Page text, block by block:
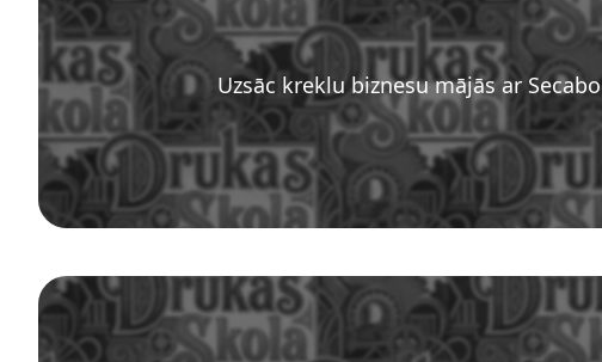
Uzsāc kreklu biznesu mājās ar Secabo